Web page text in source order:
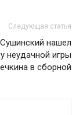
Следующая статья
нашел
неудачной игры
в сборной